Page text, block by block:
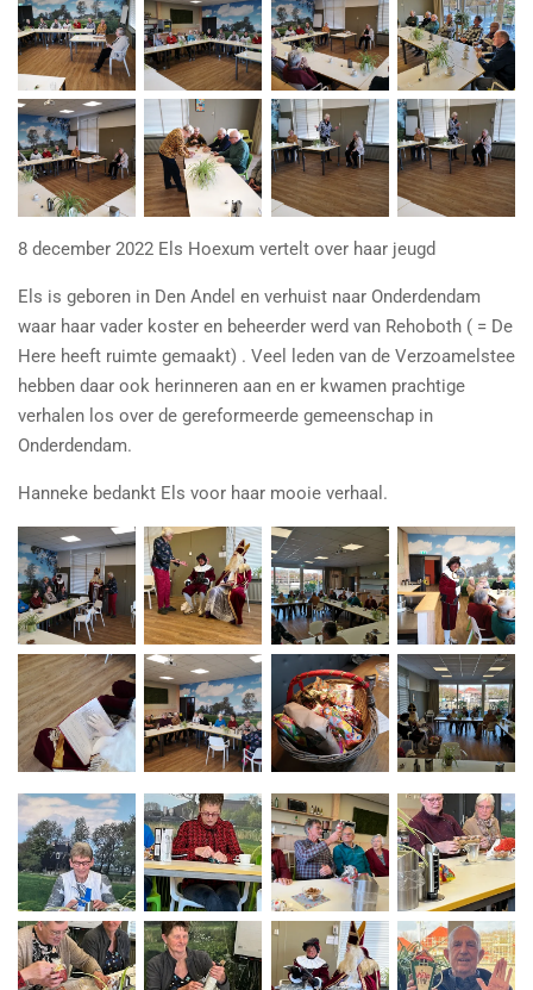
8 december 2022 Els Hoexum vertelt over haar jeugd
Els is geboren in Den Andel en verhuist naar Onderdendam
waar haar vader koster en beheerder werd van Rehoboth ( = De
Here heeft ruimte gemaakt) . Veel leden van de Verzoamelstee
hebben daar ook herinneren aan en er kwamen prachtige
verhalen los over de gereformeerde gemeenschap in
Onderdendam.
Hanneke bedankt Els voor haar mooie verhaal.